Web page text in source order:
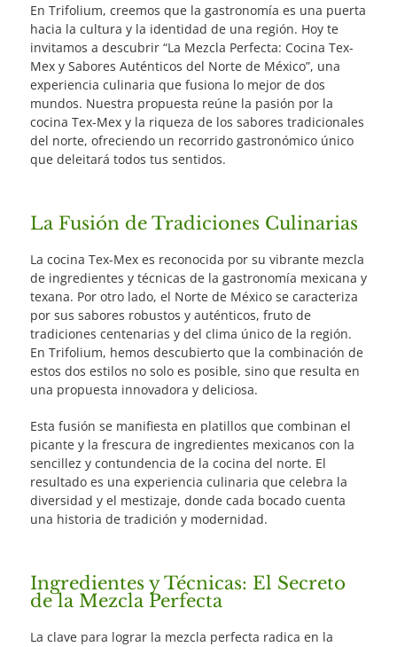
En Trifolium, creemos que la gastronomía es una puerta
hacia la cultura y la identidad de una región. Hoy te
invitamos a descubrir “La Mezcla Perfecta: Cocina Tex-
Mex y Sabores Auténticos del Norte de México”, una
experiencia culinaria que fusiona lo mejor de dos
mundos. Nuestra propuesta reúne la pasión por la
cocina Tex-Mex y la riqueza de los sabores tradicionales
del norte, ofreciendo un recorrido gastronómico único
que deleitará todos tus sentidos.
La Fusión de Tradiciones Culinarias
La cocina Tex-Mex es reconocida por su vibrante mezcla
de ingredientes y técnicas de la gastronomía mexicana y
texana. Por otro lado, el Norte de México se caracteriza
por sus sabores robustos y auténticos, fruto de
tradiciones centenarias y del clima único de la región.
En Trifolium, hemos descubierto que la combinación de
estos dos estilos no solo es posible, sino que resulta en
una propuesta innovadora y deliciosa.
Esta fusión se manifiesta en platillos que combinan el
picante y la frescura de ingredientes mexicanos con la
sencillez y contundencia de la cocina del norte. El
resultado es una experiencia culinaria que celebra la
diversidad y el mestizaje, donde cada bocado cuenta
una historia de tradición y modernidad.
Ingredientes y Técnicas: El Secreto
de la Mezcla Perfecta
La clave para lograr la mezcla perfecta radica en la